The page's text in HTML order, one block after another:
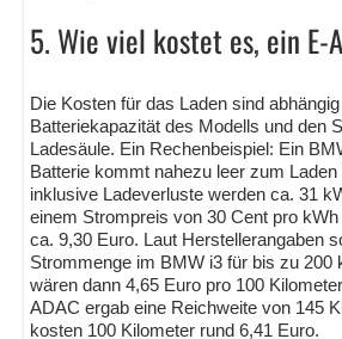
5. Wie viel kostet es, ein E-
Die Kosten für das Laden sind
Batteriekapazität des Modells und den
Ladesäule. Ein Rechenbeispiel: Ein
Batterie kommt nahezu leer zum Laden
inklusive Ladeverluste werden ca. 31
einem Strompreis von 30 Cent pro
ca. 9,30 Euro. Laut Herstellerangaben
Strommenge im BMW i3 für bis zu 200
wären dann 4,65 Euro pro 100
ADAC ergab eine Reichweite von 145
kosten 100 Kilometer rund 6,41 Euro.